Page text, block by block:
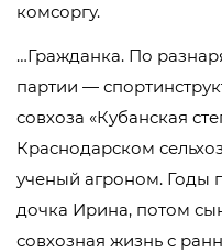
комсоргу.
…Гражданка. По
партии —
совхоза «Кубанская
Краснодарском
ученый агроном. Годы
дочка Ирина, потом
совхозная жизнь с